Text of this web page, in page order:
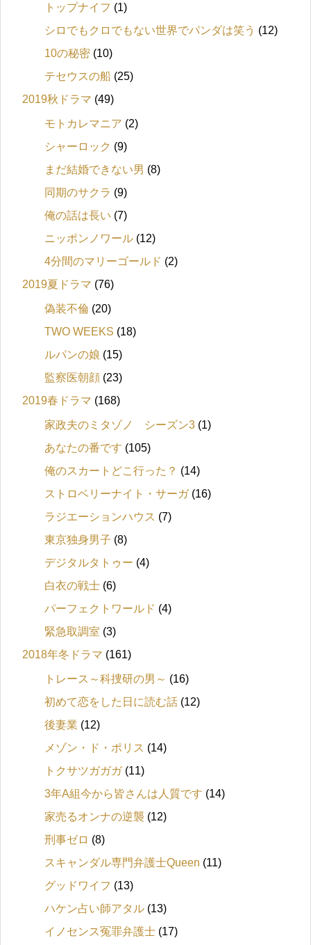
トップナイフ (1)
シロでもクロでもない世界でパンダは笑う (12)
10の秘密 (10)
テセウスの船 (25)
2019秋ドラマ (49)
モトカレマニア (2)
シャーロック (9)
まだ結婚できない男 (8)
同期のサクラ (9)
俺の話は長い (7)
ニッポンノワール (12)
4分間のマリーゴールド (2)
2019夏ドラマ (76)
偽装不倫 (20)
TWO WEEKS (18)
ルパンの娘 (15)
監察医朝顔 (23)
2019春ドラマ (168)
家政夫のミタゾノ シーズン3 (1)
あなたの番です (105)
俺のスカートどこ行った？ (14)
ストロベリーナイト・サーガ(16)
ラジエーションハウス (7)
東京独身男子 (8)
デジタルタトゥー (4)
白衣の戦士 (6)
パーフェクトワールド (4)
緊急取調室 (3)
2018年冬ドラマ (161)
トレース～科捜研の男～ (16)
初めて恋をした日に読む話 (12)
後妻業 (12)
メゾン・ド・ポリス (14)
トクサツガガガ(11)
3年A組今から皆さんは人質です (14)
家売るオンナの逆襲 (12)
刑事ゼロ (8)
スキャンダル専門弁護士Queen (11)
グッドワイフ (13)
ハケン占い師アタル (13)
イノセンス冤罪弁護士 (17)